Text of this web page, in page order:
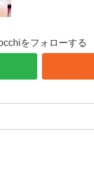
をフォローする